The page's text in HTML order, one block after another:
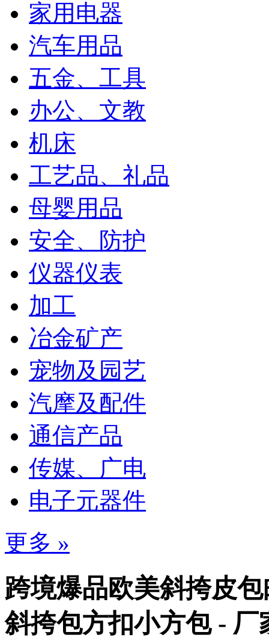
家用电器
汽车用品
五金、工具
办公、文教
机床
工艺品、礼品
母婴用品
安全、防护
仪器仪表
加工
冶金矿产
宠物及园艺
汽摩及配件
通信产品
传媒、广电
电子元器件
更多 »
跨境爆品欧美斜挎皮
斜挎包方扣小方包 - 厂
款号：9875#方扣小方包
尺寸：16cm*9cm*20cm（测量方法不同，误差1
-2cm属正常，请以实物为准！)
体积：20cm*17cm*5cm
重量约：330g
颜色：黑色，红色，棕色，深绿，天蓝，粉
紫，米白，深蓝